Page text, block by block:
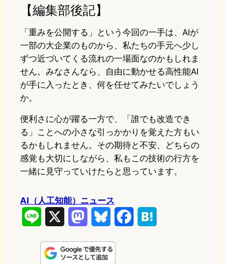
【編集部後記】
「重みを公開する」という今回の一手は、AIが
一部の大企業のものから、私たちの手元へ少し
ずつ近づいてくる流れの一場面なのかもしれま
せん。みなさんなら、自由に動かせる高性能AI
が手に入ったとき、何を任せてみたいでしょう
か。
便利さに心が躍る一方で、「誰でも改造でき
る」ことへの小さな引っかかりを覚えた方もい
るかもしれません。その期待と不安、どちらの
感覚も大切にしながら、私もこの技術の行方を
一緒に見守っていけたらと思っています。
AI（人工知能）ニュース
n
s
u